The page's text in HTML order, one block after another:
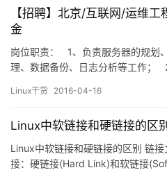
放，如：一级/二级等内存芯片；
【招聘】北京/互联网/运维
金
岗位职责： 1、负责服务器的规划
理、数据备份、日志分析等工作；
网络进行优化和改进； 4、负责运
Linux干货 2016-04-16
Linux中软链接和硬链接的区别
Linux中软链接和硬链接的区别
接：硬链接(Hard Link)和软链接